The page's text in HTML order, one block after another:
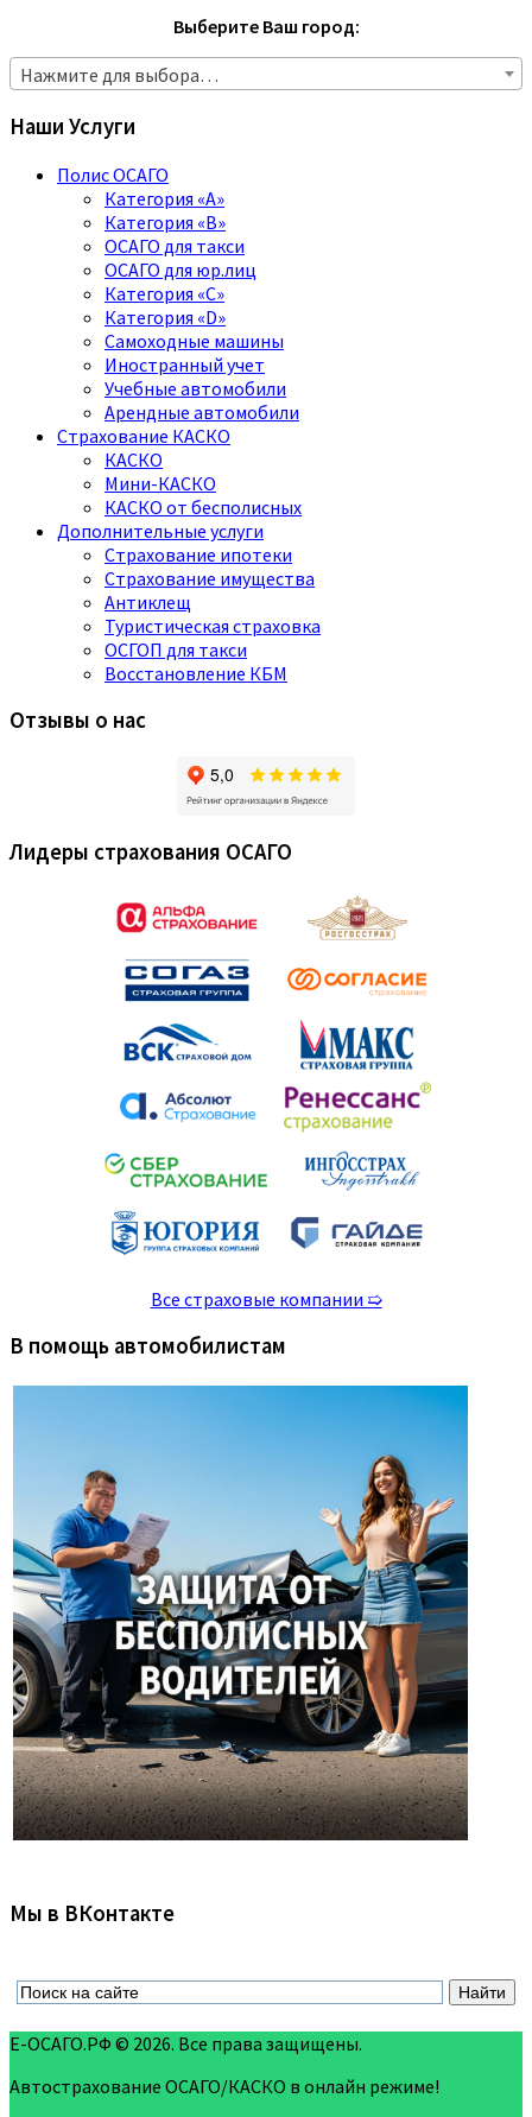
Выберите Ваш город:
Нажмите для выбора…
Наши Услуги
Полис ОСАГО
Категория «A»
Категория «B»
ОСАГО для такси
ОСАГО для юр.лиц
Категория «C»
Категория «D»
Самоходные машины
Иностранный учет
Учебные автомобили
Арендные автомобили
Страхование КАСКО
КАСКО
Мини-КАСКО
КАСКО от бесполисных
Дополнительные услуги
Страхование ипотеки
Страхование имущества
Антиклещ
Туристическая страховка
ОСГОП для такси
Восстановление КБМ
Отзывы о нас
Лидеры страхования ОСАГО
Все страховые компании ➯
В помощь автомобилистам
Мы в ВКонтакте
Е-ОСАГО.РФ © 2026. Все права защищены.
Автострахование ОСАГО/КАСКО в онлайн режиме!